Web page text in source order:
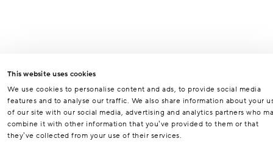
This website uses cookies
We use cookies to personalise content and ads, to provide social media
features and to analyse our traffic. We also share information about your
of our site with our social media, advertising and analytics partners who
combine it with other information that you’ve provided to them or that
they’ve collected from your use of their services.